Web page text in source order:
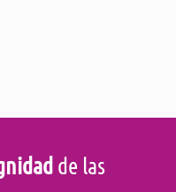
de las